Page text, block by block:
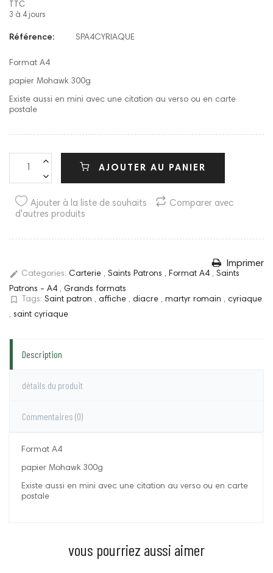
TTC
3 à 4 jours
Référence: SPA4CYRIAQUE
Format A4
papier Mohawk 300g
Existe aussi en mini avec une citation au verso ou en carte
postale
AJOUTER AU PANIER
Ajouter à la liste de souhaits
Comparer avec
d'autres produits
Imprimer
edit Categories: Carterie , Saints Patrons , Format A4 , Saints
Patrons - A4 , Grands formats
bookmark_border Tags: Saint patron , affiche , diacre , martyr romain , cyriaque
, saint cyriaque
Description
détails du produit
Commentaires (0)
Format A4
papier Mohawk 300g
Existe aussi en mini avec une citation au verso ou en carte
postale
vous pourriez aussi aimer